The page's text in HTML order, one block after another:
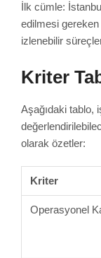
İlk cümle:
edilmesi
izlenebilir
Kriter
Aşağıdaki tablo,
olarak özetler:
Kriter
Operasyonel